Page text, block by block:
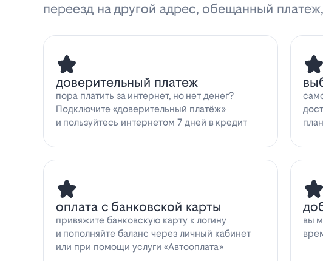
переезд на другой адрес, обещанный
доверительный платеж
пора платить за интернет, но нет денег?
Подключите «доверительный платёж»
и пользуйтесь интернетом 7 дней в кредит
оплата с банковской карты
привяжите банковскую карту к логину
и пополняйте баланс через личный кабинет
или при помощи услуги «Автооплата»
вы